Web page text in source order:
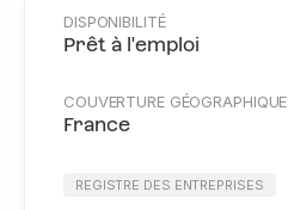
DISPONIBILITÉ
Prêt à l'emploi
COUVERTURE GÉOGRAPHIQUE
France
REGISTRE DES ENTREPRISES